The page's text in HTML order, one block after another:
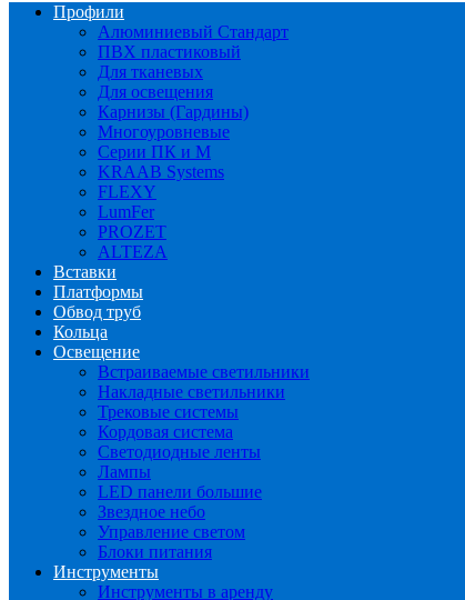
Профили
Алюминиевый Стандарт
ПВХ пластиковый
Для тканевых
Для освещения
Карнизы (Гардины)
Многоуровневые
Серии ПК и М
KRAAB Systems
FLEXY
LumFer
PROZET
ALTEZA
Вставки
Платформы
Обвод труб
Кольца
Освещение
Встраиваемые светильники
Накладные светильники
Трековые системы
Кордовая система
Светодиодные ленты
Лампы
LED панели большие
Звездное небо
Управление светом
Блоки питания
Инструменты
Инструменты в аренду